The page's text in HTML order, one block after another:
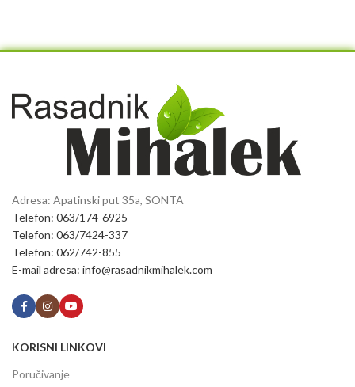
Adresa: Apatinski put 35a, SONTA
Telefon: 063/174-6925
Telefon: 063/7424-337
Telefon: 062/742-855
E-mail adresa: info@rasadnikmihalek.com
KORISNI LINKOVI
Poručivanje